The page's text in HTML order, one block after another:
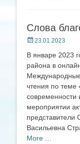
Слова
Posted
23.01.2023
В январе 2023
района в
Международные
чтения по теме
современности
мероприятии
представители
Васильевна
More …